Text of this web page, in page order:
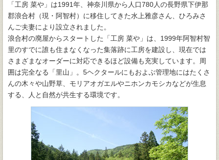
「工房 菜や」は1991年、神奈川県から人口780人の長野県下伊那
郡浪合村（現・阿智村）に移住してきた水上雅彦さん、ひろみさ
んご夫妻により設立されました。
浪合村の廃屋からスタートした「工房 菜や」は、1999年阿智村智
里のすでに誰も住まなくなった集落跡に工房を建設し、現在では
さまざまなオーダーに対応できるほど設備も充実しています。周
囲は完全なる「里山」。5ヘクタールにもおよぶ管理地にはたくさ
んの木々や山野草、モリアオガエルやニホンカモシカなどが生息
する、人と自然が共生する環境です。